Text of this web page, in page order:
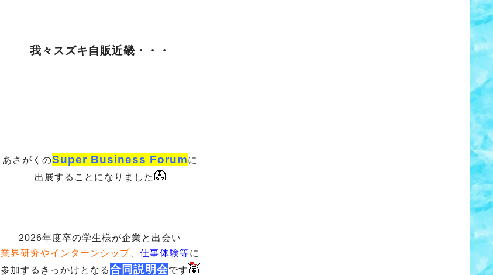
我々スズキ自販近畿・・・
あさがくのSuper Business Forumに
出展することになりました
2026年度卒の学生様が企業と出会い
業界研究やインターンシップ
仕事体験等に
参加するきっかけとなる合同説明会です